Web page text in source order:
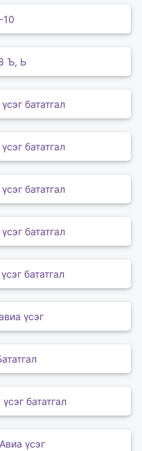
10
Ъ, Ь
бататгал
бататгал
бататгал
бататгал
бататгал
үсэг
бататгал
үсэг